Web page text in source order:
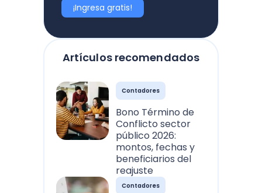
Artículos recomendados
Contadores
Bono Término de
Conflicto sector
público 2026:
montos, fechas y
beneficiarios del
reajuste
Contadores
¡Ingresa gratis!